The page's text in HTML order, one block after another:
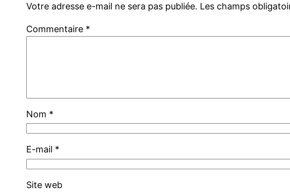
Votre adresse e-mail ne sera pas publiée. Les champs
Commentaire *
Nom *
E-mail *
Site web